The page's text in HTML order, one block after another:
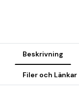
Beskrivning
Filer och Länkar